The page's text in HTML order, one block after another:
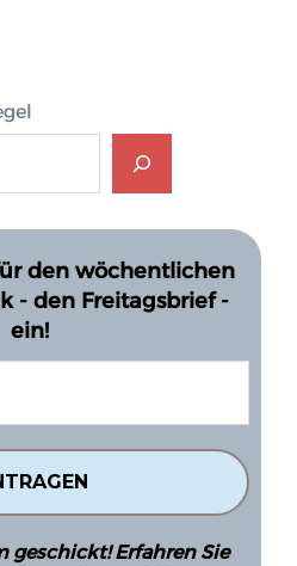
den wöchentlichen
- den Freitagsbrief -
ein!
geschickt! Erfahren Sie